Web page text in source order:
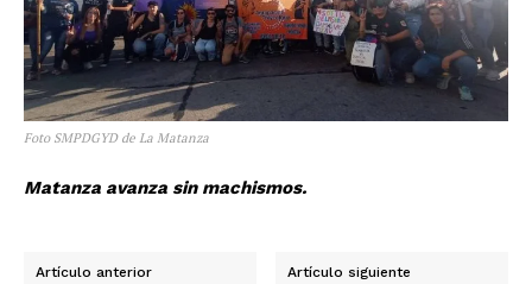
Foto SMPDGYD de La Matanza
Matanza avanza sin machismos.
Artículo anterior Artículo siguiente